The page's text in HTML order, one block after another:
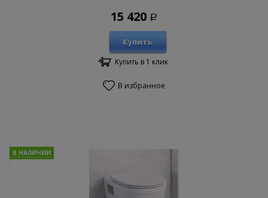
15 420 Р
Купить
Купить в 1 клик
В избранное
В НАЛИЧИИ